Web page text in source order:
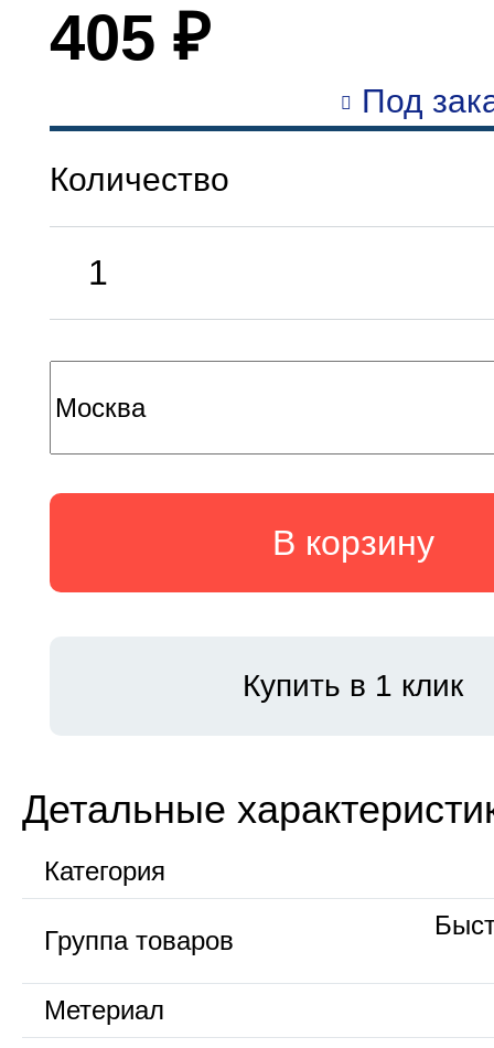
405 ₽
Под
Количество
В корзину
Купить в 1 клик
Детальные
Категория
Группа товаров
Метериал